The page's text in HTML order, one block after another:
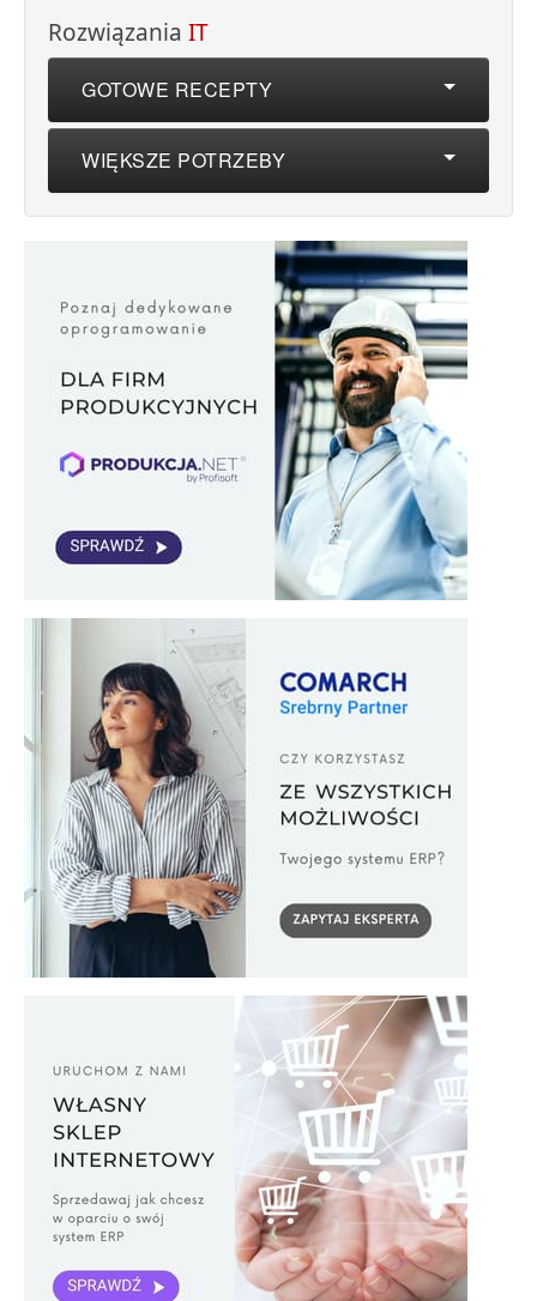
Rozwiązania IT
GOTOWE RECEPTY
WIĘKSZE POTRZEBY